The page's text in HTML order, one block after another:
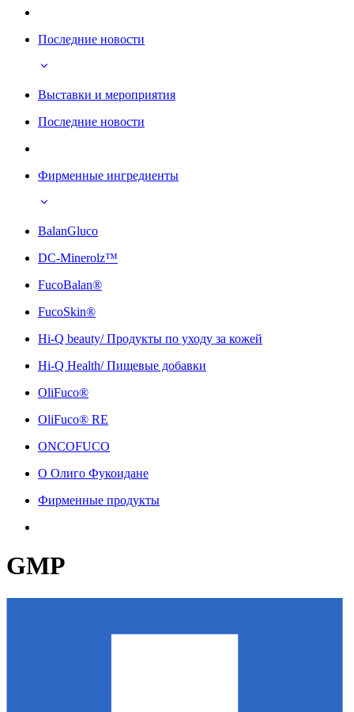
Последние новости
Выставки и мероприятия
Последние новости
Фирменные ингредиенты
BalanGluco
DC-Minerolz™
FucoBalan®
FucoSkin®
Hi-Q beauty/ Продукты по уходу за кожей
Hi-Q Health/ Пищевые добавки
OliFuco®
OliFuco® RE
ONCOFUCO
О Олиго Фукоидане
Фирменные продукты
GMP